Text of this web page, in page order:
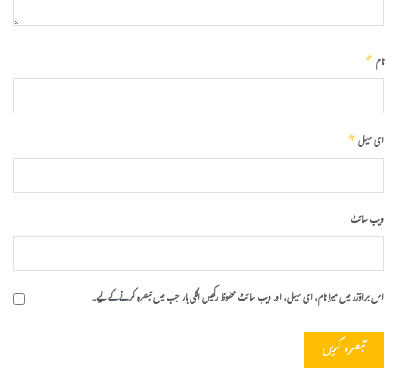
نام*
ای میل*
ویب‌ سائٹ
اس براؤزر میں میرا نام، ای میل، اور ویب سائٹ محفوظ رکھیں اگلی بار جب میں تبصرہ کرنے کےلیے۔